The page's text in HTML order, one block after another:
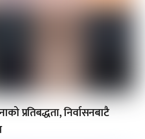
प्रतिबद्धता, निर्वासनबाटै